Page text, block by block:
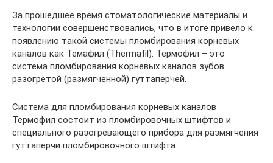
За прошедшее время стоматологические материалы и
технологии совершенствовались, что в итоге привело к
появлению такой системы пломбирования корневых
каналов как Темафил (Thermafil). Термофил – это
система пломбирования корневых каналов зубов
разогретой (размягченной) гуттаперчей.
Система для пломбирования корневых каналов
Термофил состоит из пломбировочных штифтов и
специального разогревающего прибора для размягчения
гуттаперчи пломбировочного штифта.